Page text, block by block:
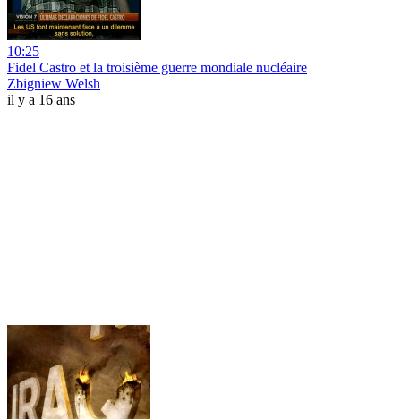
10:25
Fidel Castro et la troisième guerre mondiale nucléaire
Zbigniew Welsh
il y a 16 ans